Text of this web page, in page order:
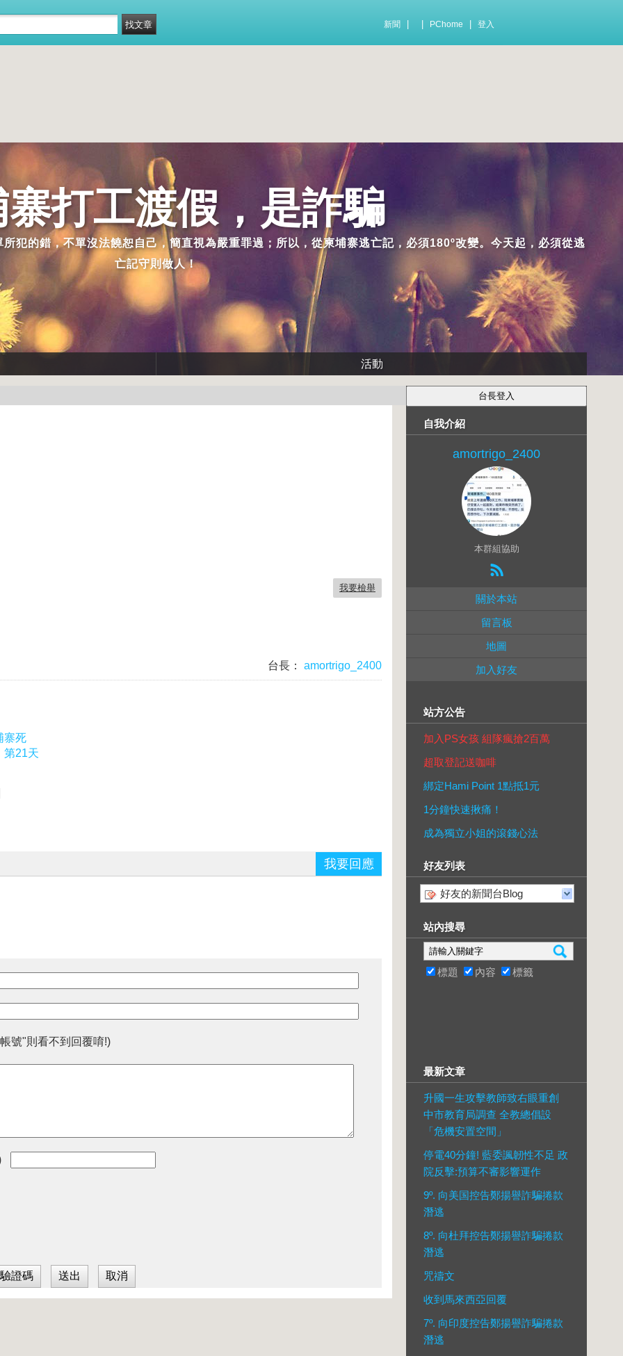
新聞 PChome 登入
寨打工渡假，是詐騙
犯的錯，不單沒法饒恕自己，簡直視為嚴重罪過；所以，從柬埔寨逃亡記，必須180º改變。今天起，必須從逃
亡記守則做人！
活動
我要檢舉
台長： amortrigo_2400
寨死
第21天
我要回應
號"則看不到回覆唷!)
自我介紹
amortrigo_2400
本群組協助
關於本站
留言板
地圖
加入好友
站方公告
加入PS女孩 組隊瘋搶2百萬
超取登記送咖啡
綁定Hami Point 1點抵1元
1分鐘快速揪痛！
成為獨立小姐的滾錢心法
好友列表
好友的新聞台Blog
站內搜尋
標題 內容 標籤
最新文章
升國一生攻擊教師致右眼重創
中市教育局調查 全教總倡設
「危機安置空間」
停電40分鐘! 藍委諷韌性不足 政
院反擊:預算不審影響運作
9º. 向美国控告鄭揚譽詐騙捲款
潛逃
8º. 向杜拜控告鄭揚譽詐騙捲款
潛逃
咒禱文
收到馬來西亞回覆
7º. 向印度控告鄭揚譽詐騙捲款
潛逃